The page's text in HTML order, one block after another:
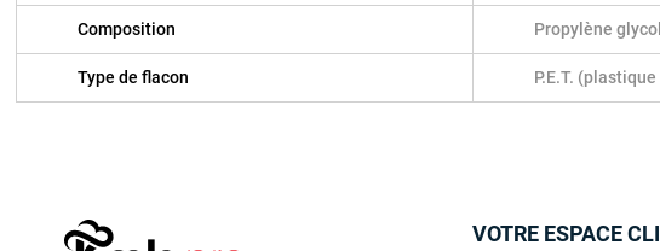
Composition Propylène
Type de flacon P.E.T.
VOTRE ESPACE